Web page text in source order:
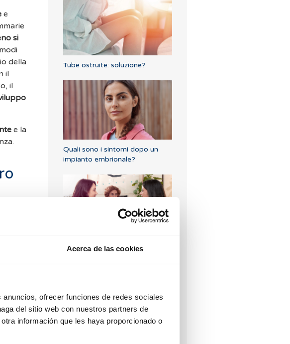
Acerca de las cookies
ofrecer funciones de redes sociales
del sitio web con nuestros partners de
información que les haya proporcionado o
e
si
della
il
il
e la
i
più
Tube ostruite: soluzione?
Quali sono i sintomi dopo un
impianto embrionale?
un trattamento di riproduzione
assistita